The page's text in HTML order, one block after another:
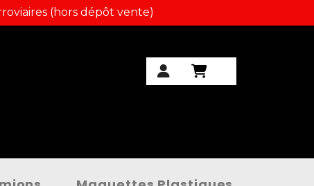
(hors dépôt vente)